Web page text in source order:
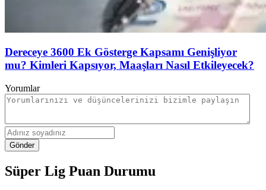
Dereceye 3600 Ek Gösterge Kapsamı Genişliyor
mu? Kimleri Kapsıyor, Maaşları Nasıl Etkileyecek?
Yorumlar
Gönder
Süper Lig Puan Durumu